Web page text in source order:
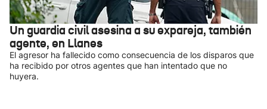
Un guardia civil asesina a su expareja, también
agente, en Llanes
El agresor ha fallecido como consecuencia de los disparos que
ha recibido por otros agentes que han intentado que no
huyera.